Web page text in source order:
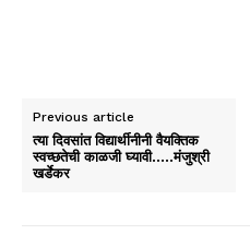
Previous article
त्या दिवसांत विद्यार्थीनीनी वैयक्तिक
स्वच्छतेची काळजी घ्यावी…..मंजुश्री
खर्डेकर